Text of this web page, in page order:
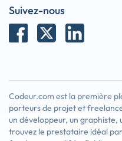
Suivez-nous
Codeur.com est la première
porteurs de projet et
un développeur, un graphiste,
trouvez le prestataire idéal